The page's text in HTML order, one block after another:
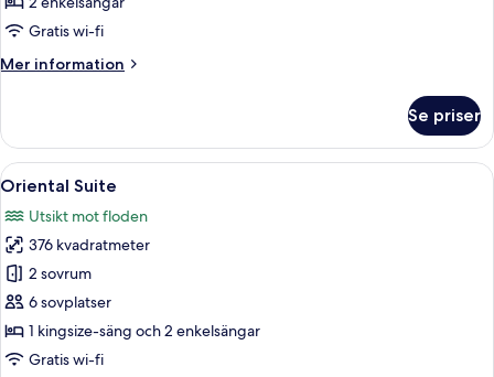
2
-
floden
Gratis wi-fi
Mer information
Mer
rum
2
-
utsikt
mot
floden
Se priser
Öppna
alla
foton
för
Oriental
Suite
Ett rymligt vardagsrum med en stor
10
Oriental Suite
Utsikt mot floden
376 kvadratmeter
2 sovrum
6 sovplatser
1 kingsize-säng och 2 enkelsängar
Gratis wi-fi